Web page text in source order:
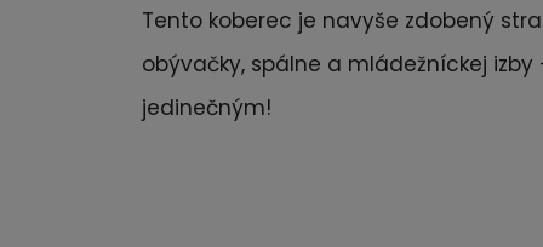
Tento koberec je navyše zdobený
obývačky, spálne a mládežníckej
jedinečným!